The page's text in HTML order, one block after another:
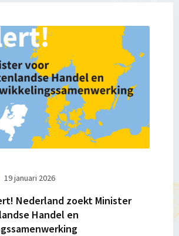
19 januari 2026
Nederland zoekt Minister
Handel en